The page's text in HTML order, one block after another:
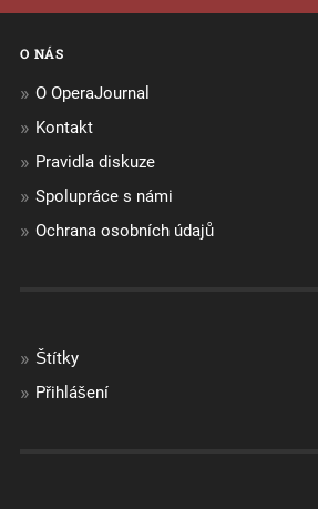
O NÁS
O OperaJournal
Kontakt
Pravidla diskuze
Spolupráce s námi
Ochrana osobních údajů
Štítky
Přihlášení